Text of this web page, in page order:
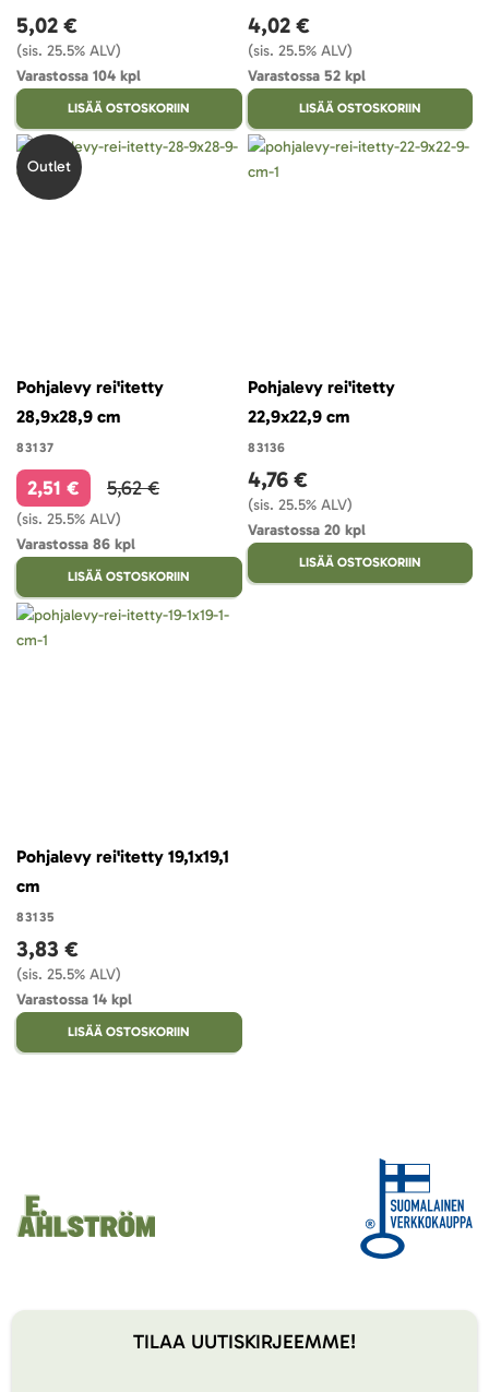
5,02 €
(sis. 25.5% ALV)
Varastossa 104 kpl
LISÄÄ OSTOSKORIIN
4,02 €
(sis. 25.5% ALV)
Varastossa 52 kpl
LISÄÄ OSTOSKORIIN
Outlet
Pohjalevy rei'itetty
28,9x28,9 cm
83137
2,51 € 5,62 €
(sis. 25.5% ALV)
Varastossa 86 kpl
LISÄÄ OSTOSKORIIN
Pohjalevy rei'itetty
22,9x22,9 cm
83136
4,76 €
(sis. 25.5% ALV)
Varastossa 20 kpl
LISÄÄ OSTOSKORIIN
Pohjalevy rei'itetty 19,1x19,1
cm
83135
3,83 €
(sis. 25.5% ALV)
Varastossa 14 kpl
LISÄÄ OSTOSKORIIN
TILAA UUTISKIRJEEMME!